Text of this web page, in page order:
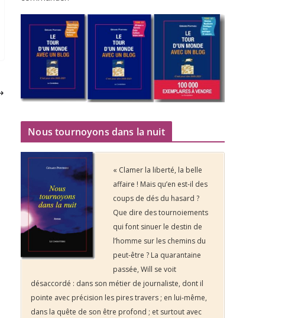
Nous tournoyons dans la nuit
« Clamer la liberté, la belle
affaire ! Mais qu’en est-il des
coups de dés du hasard ?
Que dire des tournoiements
qui font sinuer le destin de
l’homme sur les chemins du
peut-être ? La quarantaine
passée, Will se voit
désaccordé : dans son métier de journaliste, dont il
pointe avec précision les pires travers ; en lui-même,
dans la quête de son être profond ; et surtout avec